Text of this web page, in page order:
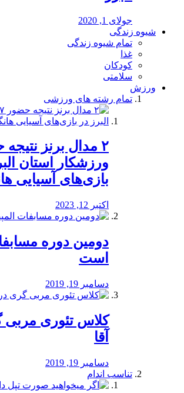
جولای 1, 2020
شیوه زندگی
تمام شیوه زندگی
غذا
کودکان
سلامتی
ورزش
تمام رشته های ورزشی
ورزشکار استان
بازی‌های آسیایی
اکتبر 12, 2023
دومین دوره
است
دسامبر 19, 2019
آقا
دسامبر 19, 2019
تناسب اندام